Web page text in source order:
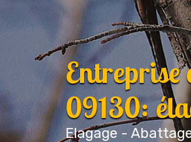
Entreprise
09130:
Elagage -